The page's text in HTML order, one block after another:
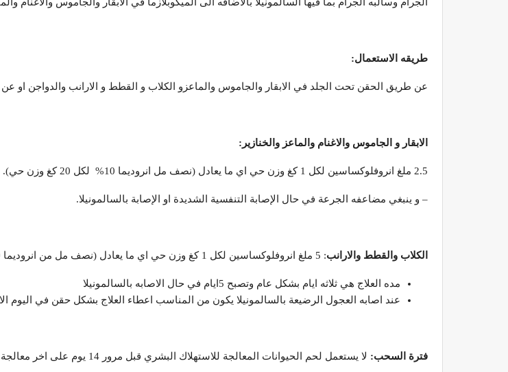
الجرام وسالبه الجرام بما فيها السالمونيلا بالاضافه الى الميكوبلازما في الابقار والجاموس والاغنام
طريقه الاستعمال:
عن طريق الحقن تحت الجلد في الابقار والجاموس والماعزو الكلاب و القطط و الارانب والدواجن او
الابقار و الجاموس والاغنام والماعز والخنازير:
2.5 ملغ انروفلوكساسين لكل 1 كغ وزن حي اي ما يعادل (نصف مل انروديما 10% لكل 20 كغ وزن حي).
– و ينبغي مضاعفه الجرعة في حال الإصابة التنفسية الشديدة او الإصابة بالسالمونيلا.
الكلاب والقطط والارانب: 5 ملغ انروفلوكساسين لكل 1 كغ وزن حي اي ما يعادل (نصف مل من انروديما 10% لكل 1 كغ وزن حي).
مده العلاج هي ثلاثه ايام بشكل عام وتصبح 5ايام في حال الاصابه بالسالمونيلا
عند اصابه العجول الرضيعة بالسالمونيلا يكون من المناسب اعطاء العلاج بشكل حقن في اليوم
فترة السحب: لا يستعمل لحم الحيوانات المعالجة للاستهلاك البشري قبل مرور 14 يوم على اخر معالجة كما لا يجب ذبح الدواجن قبل مرور 8 أيام على اخر معالجة.